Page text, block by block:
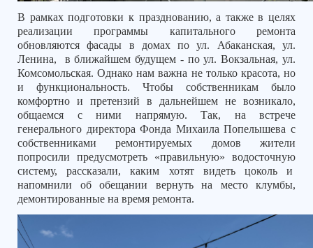
В рамках подготовки к празднованию, а также в целях
реализации программы капитального ремонта
обновляются фасады в домах по ул. Абаканская, ул.
Ленина,
в ближайшем будущем - по ул. Вокзальная, ул.
Комсомольская. Однако нам важна не только красота, но
и функциональность. Чтобы собственникам было
комфортно и претензий в дальнейшем не возникало,
общаемся с ними напрямую. Так, на встрече
генерального директора Фонда Михаила Попелышева с
собственниками ремонтируемых домов жители
попросили предусмотреть «правильную» водосточную
систему, рассказали, каким хотят видеть цоколь и
напомнили об обещании вернуть на место клумбы,
демонтированные на время ремонта.